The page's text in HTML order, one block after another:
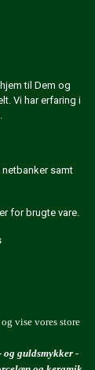
til Dem og
Vi har erfaring i
samt
for brugte vare.
vise vores store
og guldsmykker -